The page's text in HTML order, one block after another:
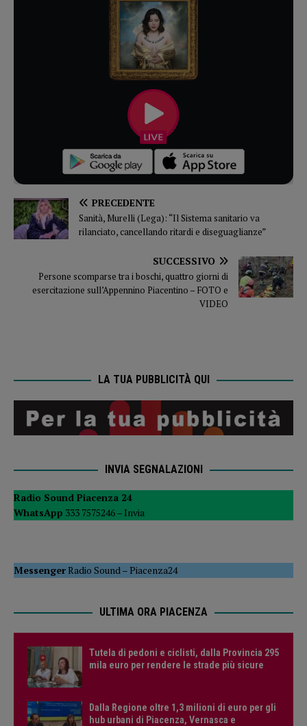
PRECEDENTE
Sanità, Murelli (Lega): “Il Sistema sanitario va
rilanciato, cancellando ritardi e diseguaglianze”
SUCCESSIVO
Persone scomparse tra i boschi, quattro giorni di
esercitazione sull’Appennino Piacentino – FOTO e
VIDEO
LA TUA PUBBLICITÀ QUI
INVIA SEGNALAZIONI
Radio Sound Piacenza 24
WhatsApp 333 7575246 – Invia
MessengerRadio Sound –Piacenza24
ULTIMA ORA PIACENZA
Tutela di pedoni e ciclisti, dalla Provincia 295
mila euro per rendere le strade più sicure
Dalla Regione oltre 1,3 milioni di euro per gli
hub urbani di Piacenza, Vernasca e